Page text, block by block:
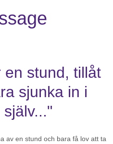
en stund, tillåt
sjunka in i
av en stund och bara få lov att ta